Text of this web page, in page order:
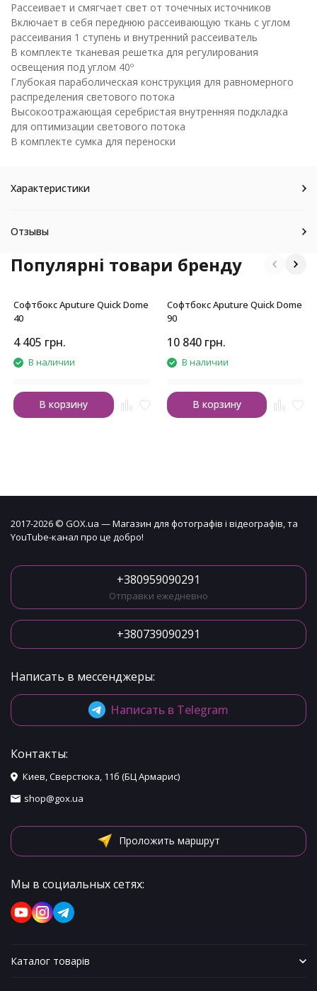
Рассеивает и смягчает свет от точечных источников
Включает в себя переднюю рассеивающую ткань с углом
рассеивания 1 ступень и внутренний рассеиватель
В комплекте тканевая решетка для регулирования
освещения под углом 40º
Глубокая параболическая конструкция для равномерного
распределения светового потока
Высокоотражающая серебристая внутренняя подкладка
для оптимизации светового потока
В комплекте сумка для переноски
Характеристики
Отзывы
Популярні товари бренду
Софтбокс Aputure Quick Dome
40
4 405 грн.
В наличии
В корзину
Софтбокс Aputure Quick Dome
90
10 840 грн.
В наличии
В корзину
2017-2026 © GOX.ua — Магазин для фотографів і відеографів, та
YouTube-канал про це добро!
+380959090291
Отправки ежедневно
+380739090291
Написать в мессенджеры:
Написать в Telegram
Контакты:
Киев, Сверстюка, 11б (БЦ Армарис)
shop@gox.ua
Проложить маршрут
Мы в социальных сетях:
Каталог товарів